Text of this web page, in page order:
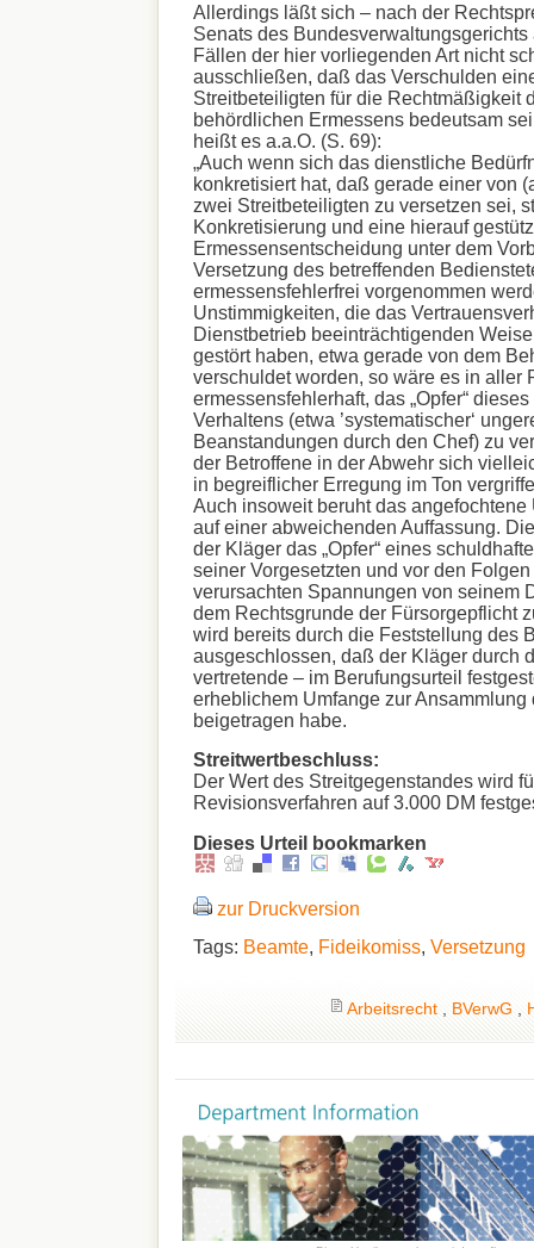
Allerdings läßt sich – nach der
Senats des Bundesverwaltungsgerichts
Fällen der hier vorliegenden Art nicht
ausschließen, daß das Verschulden
Streitbeteiligten für die Rechtmäßigkeit
behördlichen Ermessens bedeutsam
heißt es a.a.O. (S. 69):
„Auch wenn sich das dienstliche
konkretisiert hat, daß gerade einer von
zwei Streitbeteiligten zu versetzen sei,
Konkretisierung und eine hierauf
Ermessensentscheidung unter dem
Versetzung des betreffenden
ermessensfehlerfrei vorgenommen
Unstimmigkeiten, die das
Dienstbetrieb beeinträchtigenden
gestört haben, etwa gerade von dem
verschuldet worden, so wäre es in aller
ermessensfehlerhaft, das „Opfer“
Verhaltens (etwa ’systematischer‘
Beanstandungen durch den Chef) zu
der Betroffene in der Abwehr sich
in begreiflicher Erregung im Ton
Auch insoweit beruht das angefochtene
auf einer abweichenden Auffassung.
der Kläger das „Opfer“ eines
seiner Vorgesetzten und vor den
verursachten Spannungen von seinem
dem Rechtsgrunde der Fürsorgepflicht
wird bereits durch die Feststellung des
ausgeschlossen, daß der Kläger durch
vertretende – im Berufungsurteil
erheblichem Umfange zur Ansammlung
beigetragen habe.
Streitwertbeschluss:
Der Wert des Streitgegenstandes wird
Revisionsverfahren auf 3.000 DM
Dieses Urteil bookmarken
zur Druckversion
Tags: Beamte, Fideikomiss, Versetzung
Arbeitsrecht, BVerwG ,